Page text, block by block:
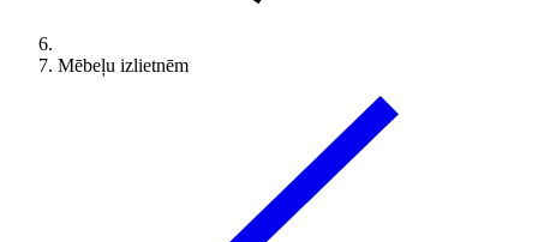
Mēbeļu izlietnēm